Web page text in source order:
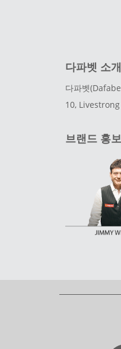
다파벳 소개
다파벳
10,
브랜드 홍